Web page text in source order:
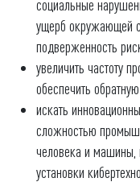
социальные
ущерб окружающей
подверженность
увеличить частоту
обеспечить
искать
сложностью
человека и машины,
установки